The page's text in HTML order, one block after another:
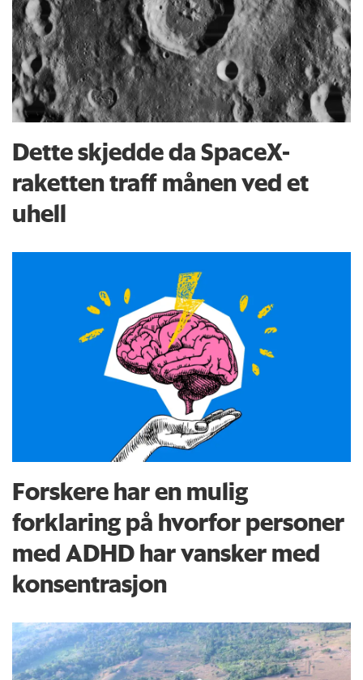
Dette skjedde da SpaceX-
raketten traff månen ved et
uhell
Forskere har en mulig
forklaring på hvorfor personer
med ADHD har vansker med
konsentrasjon